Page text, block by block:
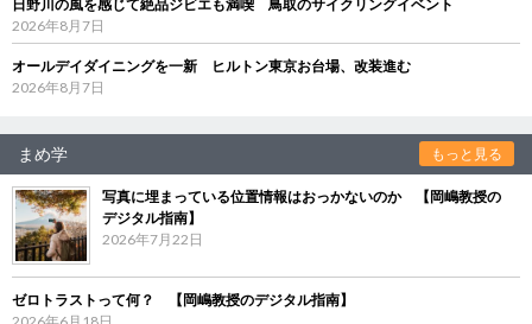
日野川の風を感じて絶品ジビエも満喫 鳥取のサイクリングイベント
2026年8月7日
オールデイダイニングを一新 ヒルトン東京お台場、改装進む
2026年8月7日
まめ学 もっと見る
写真に埋まっている位置情報はおっかないのか 【岡嶋教授の
デジタル指南】
2026年7月22日
ゼロトラストって何？ 【岡嶋教授のデジタル指南】